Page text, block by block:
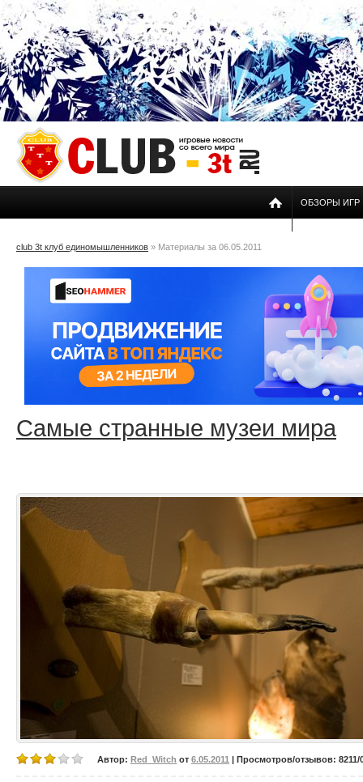
ОБЗОРЫ ИГР
club 3t клуб единомышленников » Материалы за 06.05.2011
Самые странные музеи мира
Автор: Red_Witch от 6.05.2011 | Просмотров/отзывов: 8211/